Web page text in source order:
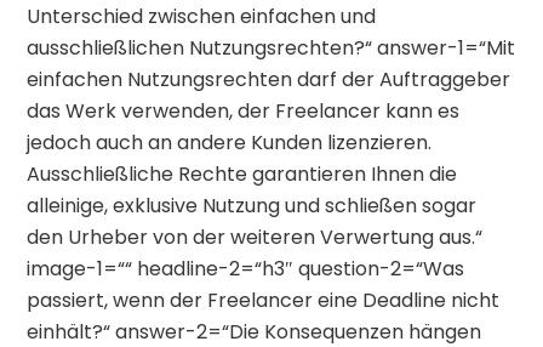
Unterschied zwischen einfachen und
ausschließlichen Nutzungsrechten?“ answer-1=“Mit
einfachen Nutzungsrechten darf der Auftraggeber
das Werk verwenden, der Freelancer kann es
jedoch auch an andere Kunden lizenzieren.
Ausschließliche Rechte garantieren Ihnen die
alleinige, exklusive Nutzung und schließen sogar
den Urheber von der weiteren Verwertung aus.“
image-1=““ headline-2=“h3″ question-2=“Was
passiert, wenn der Freelancer eine Deadline nicht
einhält?“ answer-2=“Die Konsequenzen hängen